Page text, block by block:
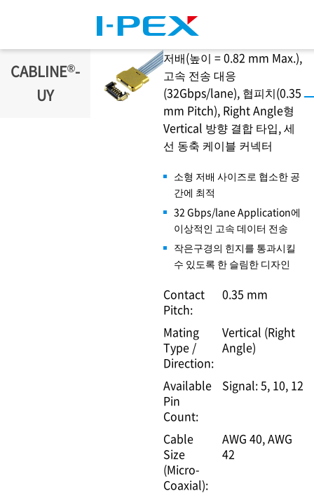
CABLINE®-
UY
저배(높이 = 0.82 mm Max.),
고속 전송 대응
(32Gbps/lane), 협피치(0.35
mm Pitch), Right Angle형
Vertical 방향 결합 타입, 세
선 동축 케이블 커넥터
소형 저배 사이즈로 협소한 공
간에 최적
32 Gbps/lane Application에
이상적인 고속 데이터 전송
작은구경의 힌지를 통과시킬
수 있도록 한 슬림한 디자인
Contact
Pitch:
0.35 mm
Mating
Type /
Direction:
Vertical (Right
Angle)
Available
Pin
Count:
Signal: 5, 10, 12
Cable
Size
(Micro-
Coaxial):
AWG 40 AWG
42